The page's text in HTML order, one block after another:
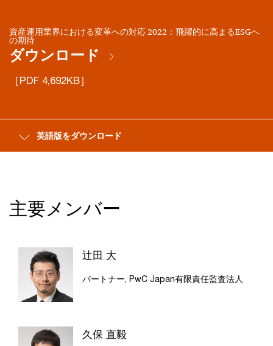
資産運用業界における変革への対応 2022：飛躍的に高まるESGへ
の期待
ダウンロード
［PDF 4,692KB］
英語版をダウンロード
主要メンバー
辻田 大
パートナー, PwC Japan有限責任監査法人
久保 直毅